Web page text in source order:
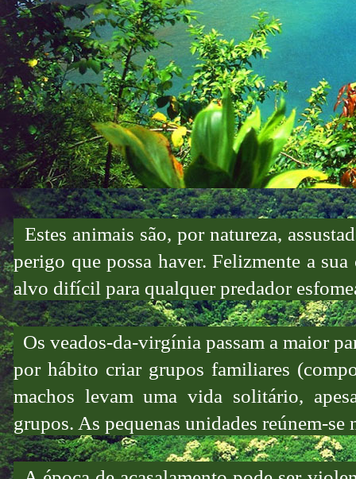
Estes animais são, por natureza,
perigo que possa haver. Felizmente a
alvo difícil para qualquer predador
Os veados-da-virgínia passam a maior
por hábito criar grupos familiares
machos levam uma vida solitário,
grupos. As pequenas unidades reúnem-se